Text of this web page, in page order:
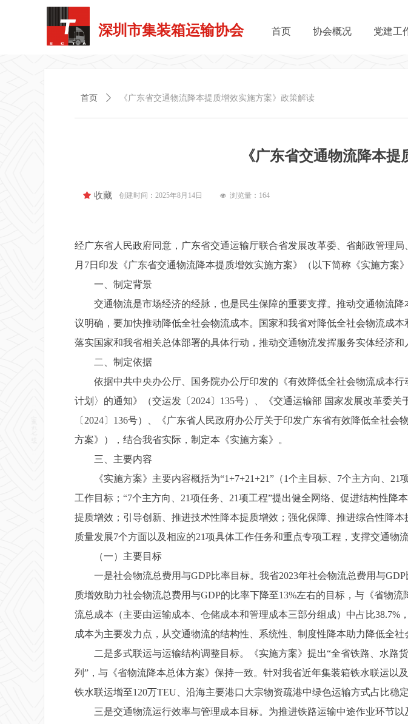
首页 协会概况 党建工
深圳市集装箱运输协会
《广东省交通物流降本
经广东省人民政府同意，广东省交通运输厅联合省发展改革委、省邮政管理
月7日印发《广东省交通物流降本提质增效实施方案》（以下简称《实施方案
一、制定背景
交通物流是市场经济的经脉，也是民生保障的重要支撑。推动交通物流降
议明确，要加快推动降低全社会物流成本。国家和我省对降低全社会物流成
落实国家和我省相关总体部署的具体行动，推动交通物流发挥服务实体经济和
二、制定依据
依据中共中央办公厅、国务院办公厅印发的《有效降低全社会物流成本行
计划〉的通知》（交运发〔2024〕135号）、《交通运输部 国家发展改革委
〔2024〕136号）、《广东省人民政府办公厅关于印发广东省有效降低全社
方案》），结合我省实际，制定本《实施方案》。
三、主要内容
《实施方案》主要内容概括为“1+7+21+21”（1个主目标、7个主方向、21
工作目标；“7个主方向、21项任务、21项工程”提出健全网络、促进结构性
提质增效；引导创新、推进技术性降本提质增效；强化保障、推进综合性降
质量发展7个方面以及相应的21项具体工作任务和重点专项工程，支撑交通物
（一）主要目标
一是社会物流总费用与GDP比率目标。我省2023年社会物流总费用与GDP
质增效助力社会物流总费用与GDP的比率下降至13%左右的目标，与《省物
流总成本（主要由运输成本、仓储成本和管理成本三部分组成）中占比
成本为主要发力点，从交通物流的结构性、系统性、制度性降本助力降低全社
二是多式联运与运输结构调整目标。《实施方案》提出“全省铁路、水路
列”，与《省物流降本总体方案》保持一致。针对我省近年集装箱铁水联运
铁水联运增至120万TEU、沿海主要港口大宗物资疏港中绿色运输方式占比稳定
三是交通物流运行效率与管理成本目标。为推进铁路运输中途作业环节以
首页 ꄲ 《广东省交通物流降本提质增效实施方案》政策解读
끄 收藏 넶 浏览量： 164
创建时间： 2025年8月14日